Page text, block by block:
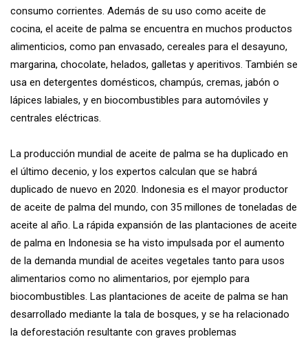
consumo corrientes. Además de su uso como aceite de
cocina, el aceite de palma se encuentra en muchos productos
alimenticios, como pan envasado, cereales para el desayuno,
margarina, chocolate, helados, galletas y aperitivos. También se
usa en detergentes domésticos, champús, cremas, jabón o
lápices labiales, y en biocombustibles para automóviles y
centrales eléctricas.
La producción mundial de aceite de palma se ha duplicado en
el último decenio, y los expertos calculan que se habrá
duplicado de nuevo en 2020. Indonesia es el mayor productor
de aceite de palma del mundo, con 35 millones de toneladas de
aceite al año. La rápida expansión de las plantaciones de aceite
de palma en Indonesia se ha visto impulsada por el aumento
de la demanda mundial de aceites vegetales tanto para usos
alimentarios como no alimentarios, por ejemplo para
biocombustibles. Las plantaciones de aceite de palma se han
desarrollado mediante la tala de bosques, y se ha relacionado
la deforestación resultante con graves problemas